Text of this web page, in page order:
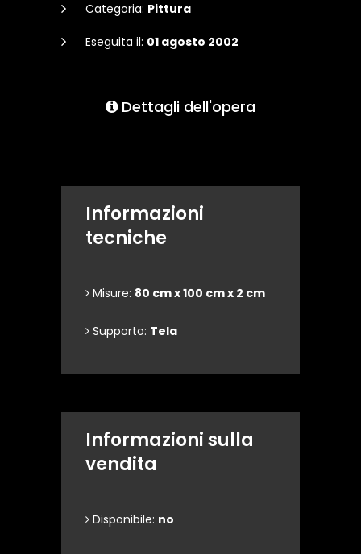
Categoria: Pittura
Eseguita il: 01 agosto 2002
Dettagli dell'opera
Informazioni
tecniche
Misure: 80 cm x 100 cm x 2 cm
Supporto: Tela
Informazioni sulla
vendita
Disponibile: no